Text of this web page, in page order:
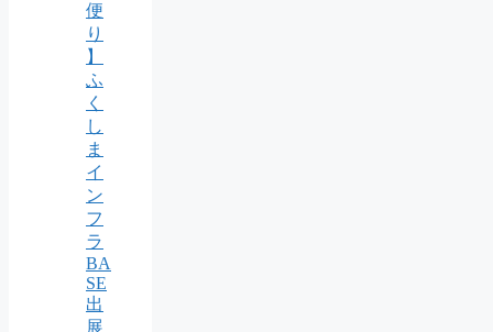
便
り
】
ふ
く
し
ま
イ
ン
フ
ラ
BA
SE
出
展